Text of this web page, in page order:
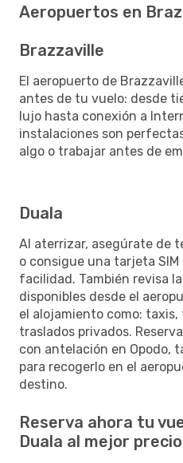
Aeropuertos en
Brazzaville
El aeropuerto de
antes de tu vuelo: desde
lujo hasta conexión a
instalaciones son
algo o trabajar antes de
Duala
Al aterrizar, asegúrate de
o consigue una tarjeta
facilidad. También revisa
disponibles desde el
el alojamiento como:
traslados privados.
con antelación en Opodo,
para recogerlo en el
destino.
Reserva ahora tu
Duala al mejor precio